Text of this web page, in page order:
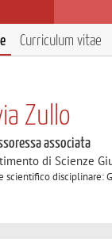
Curriculum vitae
Zullo
associata
di Scienze
scientifico disciplinare: